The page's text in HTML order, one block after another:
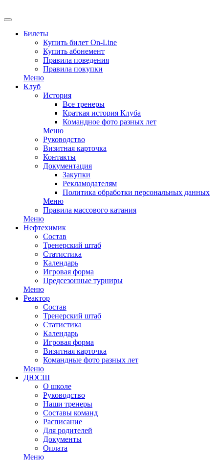
Билеты
Купить билет On-Line
Купить абонемент
Правила поведения
Правила покупки
Меню
Клуб
История
Все тренеры
Краткая история Клуба
Командное фото разных лет
Меню
Руководство
Визитная карточка
Контакты
Документация
Закупки
Рекламодателям
Политика обработки персональных данных
Меню
Правила массового катания
Меню
Нефтехимик
Состав
Тренерский штаб
Статистика
Календарь
Игровая форма
Предсезонные турниры
Меню
Реактор
Состав
Тренерский штаб
Статистика
Календарь
Игровая форма
Визитная карточка
Командные фото разных лет
Меню
ДЮСШ
О школе
Руководство
Наши тренеры
Составы команд
Расписание
Для родителей
Документы
Оплата
Меню